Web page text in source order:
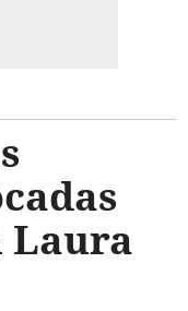
Laura